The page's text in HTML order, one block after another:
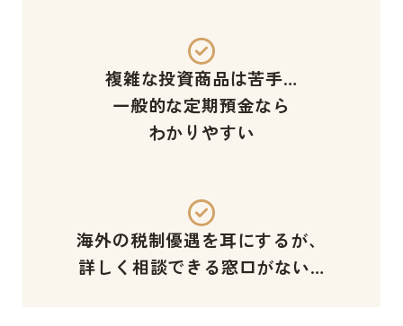
複雑な投資商品は苦手…
一般的な定期預金なら
わかりやすい
海外の税制優遇を耳にするが、
詳しく相談できる窓口がない…